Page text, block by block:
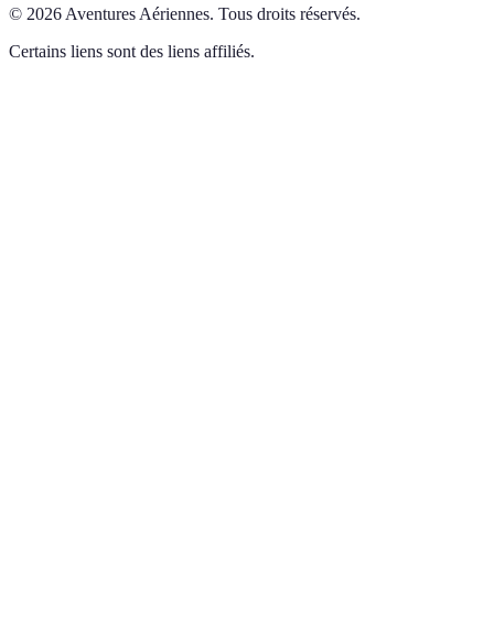
© 2026 Aventures Aériennes. Tous droits réservés.
Certains liens sont des liens affiliés.